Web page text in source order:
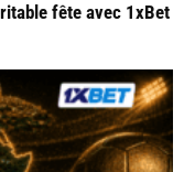
fête avec 1xBet